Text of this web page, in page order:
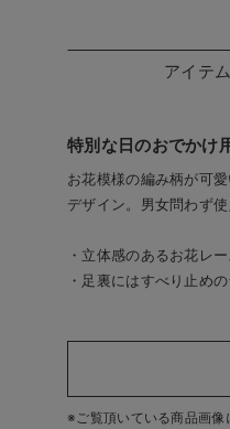
アイテ
特別な日のおでかけ
お花模様の編み柄が可
デザイン。男女問わず
・立体感のあるお花レ
・足裏にはすべり止め
※ご覧頂いている商品画